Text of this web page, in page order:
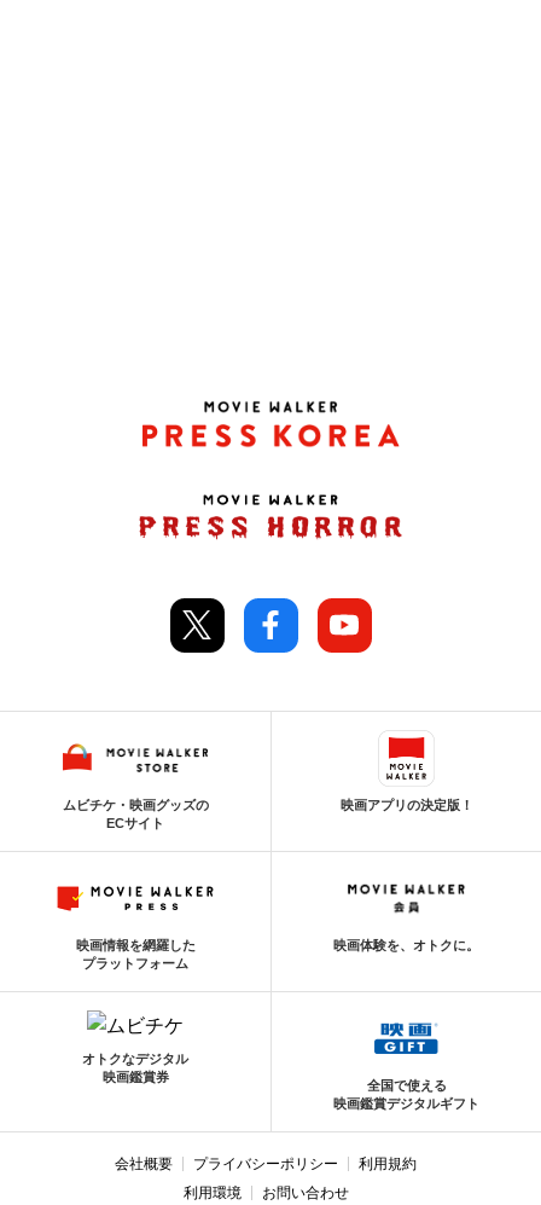
ムビチケ・映画グッズの
ECサイト
映画アプリの決定版！
映画情報を網羅した
プラットフォーム
映画体験を、オトクに。
オトクなデジタル
映画鑑賞券
全国で使える
映画鑑賞デジタルギフト
会社概要 プライバシーポリシー
利用規約
利用環境
お問い合わせ